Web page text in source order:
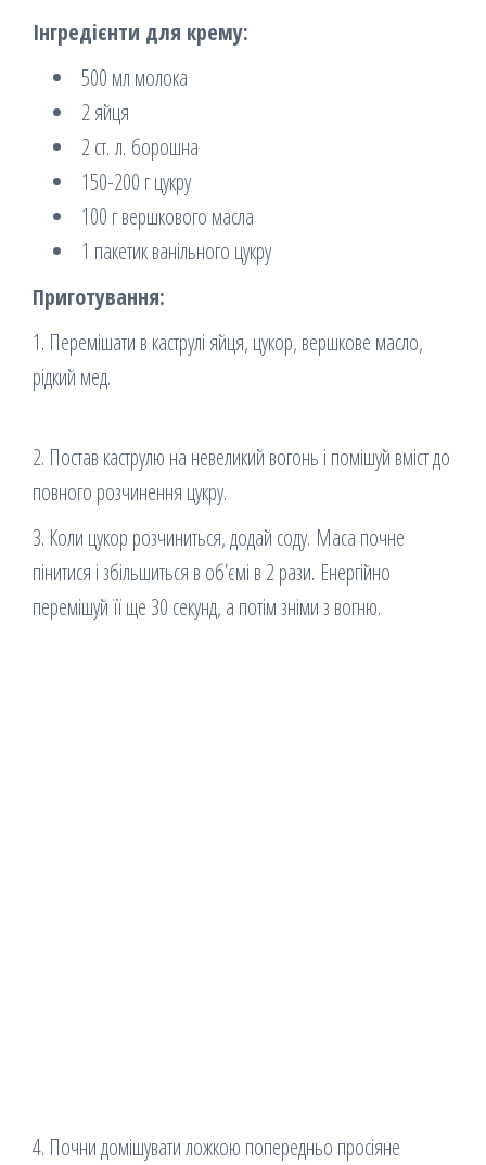
Інгредієнти для крему:
500 мл молока
2 яйця
2 ст. л. борошна
150-200 г цукру
100 г вершкового масла
1 пакетик ванільного цукру
Приготування:
1. Перемішати в каструлі яйця, цукор, вершкове масло,
рідкий мед.
2. Постав каструлю на невеликий вогонь і помішуй вміст до
повного розчинення цукру.
3. Коли цукор розчиниться, додай соду. Маса почне
пінитися і збільшиться в об’ємі в 2 рази. Енергійно
перемішуй її ще 30 секунд, а потім зніми з вогню.
4. Почни домішувати ложкою попередньо просіяне